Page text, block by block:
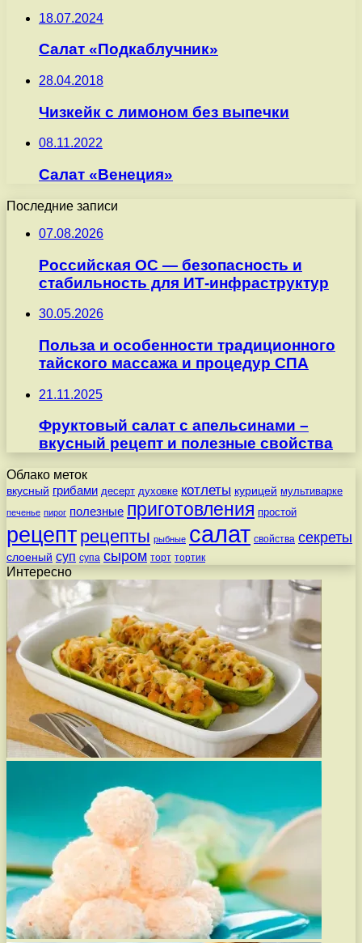
18.07.2024
Салат «Подкаблучник»
28.04.2018
Чизкейк с лимоном без выпечки
08.11.2022
Салат «Венеция»
Последние записи
07.08.2026
Российская ОС — безопасность и
стабильность для ИТ-инфраструктур
30.05.2026
Польза и особенности традиционного
тайского массажа и процедур СПА
21.11.2025
Фруктовый салат с апельсинами –
вкусный рецепт и полезные свойства
Облако меток
вкусный грибами десерт духовке котлеты курицей мультиварке
печенье пирог полезные приготовления простой
рецепт рецепты рыбные салат свойства секреты
слоеный суп супа сыром торт тортик
Интересно